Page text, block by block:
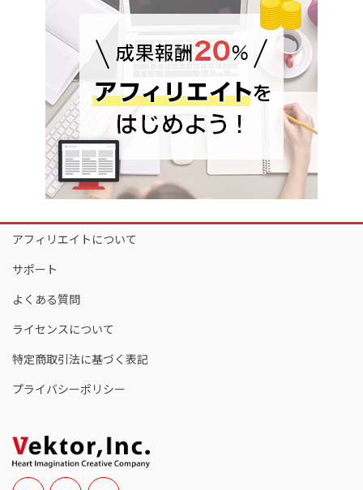
アフィリエイトについて
サポート
よくある質問
ライセンスについて
特定商取引法に基づく表記
プライバシーポリシー